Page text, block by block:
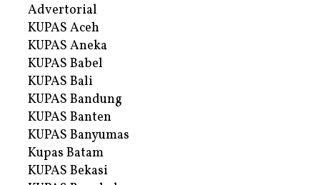
Advertorial
KUPAS Aceh
KUPAS Aneka
KUPAS Babel
KUPAS Bali
KUPAS Bandung
KUPAS Banten
KUPAS Banyumas
Kupas Batam
KUPAS Bekasi